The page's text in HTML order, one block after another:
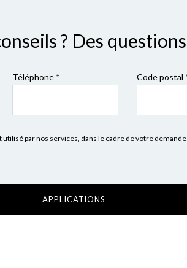
? Des questions
Téléphone * Code postal
par nos services, dans le cadre de votre
APPLICATIONS